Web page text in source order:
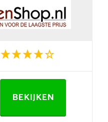
BEKIJKEN